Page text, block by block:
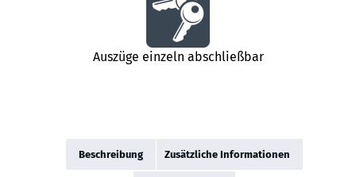
Auszüge einzeln abschließbar
Beschreibung Zusätzliche Informationen